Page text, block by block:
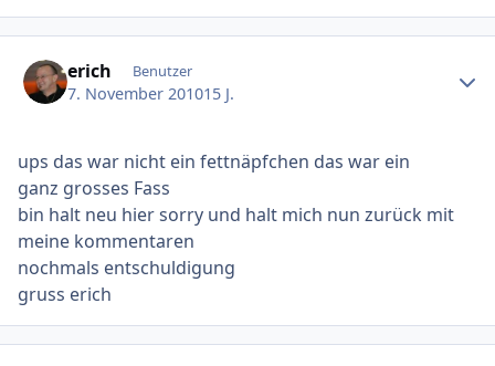
erich Benutzer
7. November 201015 J.
ups das war nicht ein fettnäpfchen das war ein
ganz grosses Fass
bin halt neu hier sorry und halt mich nun zurück mit
meine kommentaren
nochmals entschuldigung
gruss erich